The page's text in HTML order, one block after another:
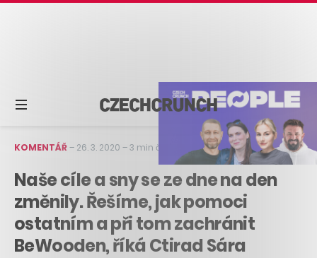
KOMENTÁŘ– 26. 3. 2020 –3 min čtení
Naše cíle a sny se ze dne na den
změnily. Řešíme, jak pomoci
ostatním a při tom zachránit
BeWooden, říká Ctirad Sára